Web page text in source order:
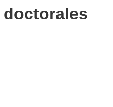
doctorales